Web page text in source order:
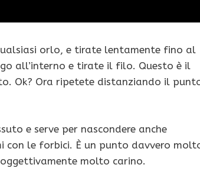
orlo, e tirate lentamente fino al
all’interno e tirate il filo. Questo è il
Ok? Ora ripetete distanziando il
e serve per nascondere anche
le forbici. È un punto davvero
molto carino.